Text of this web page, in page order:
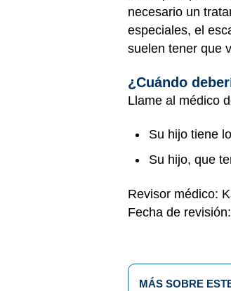
necesario un
especiales, el
suelen tener que
¿Cuándo
Llame al médico
Su hijo tiene
Su hijo, que
Revisor médico:
Fecha de
MÁS SOBRE